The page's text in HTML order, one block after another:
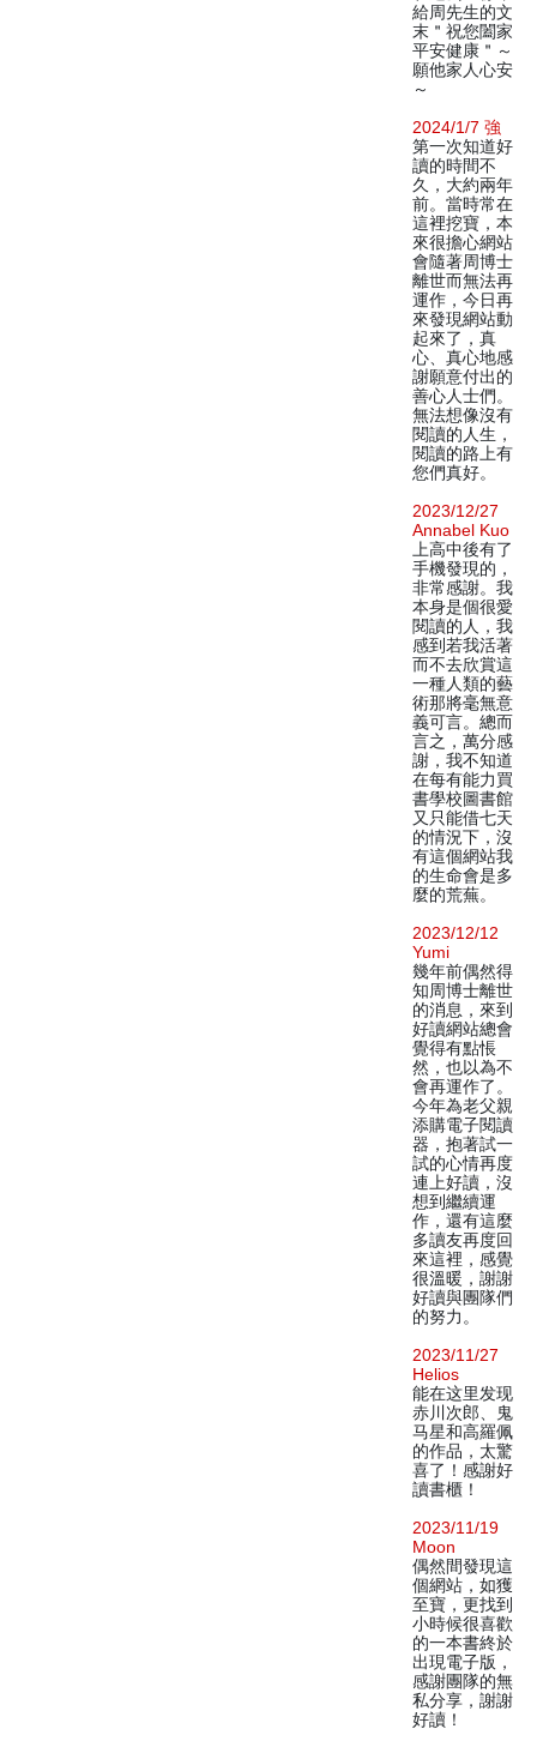
給周先生的文
末＂祝您闔家
平安健康＂～
願他家人心安
～
2024/1/7 強
第一次知道好
讀的時間不
久，大約兩年
前。當時常在
這裡挖寶，本
來很擔心網站
會隨著周博士
離世而無法再
運作，今日再
來發現網站動
起來了，真
心、真心地感
謝願意付出的
善心人士們。
無法想像沒有
閱讀的人生，
閱讀的路上有
您們真好。
2023/12/27
Annabel Kuo
上高中後有了
手機發現的，
非常感謝。我
本身是個很愛
閱讀的人，我
感到若我活著
而不去欣賞這
一種人類的藝
術那將毫無意
義可言。總而
言之，萬分感
謝，我不知道
在每有能力買
書學校圖書館
又只能借七天
的情況下，沒
有這個網站我
的生命會是多
麼的荒蕪。
2023/12/12
Yumi
幾年前偶然得
知周博士離世
的消息，來到
好讀網站總會
覺得有點悵
然，也以為不
會再運作了。
今年為老父親
添購電子閱讀
器，抱著試一
試的心情再度
連上好讀，沒
想到繼續運
作，還有這麼
多讀友再度回
來這裡，感覺
很溫暖，謝謝
好讀與團隊們
的努力。
2023/11/27
Helios
能在这里发现
赤川次郎、鬼
马星和高羅佩
的作品，太驚
喜了！感謝好
讀書櫃！
2023/11/19
Moon
偶然間發現這
個網站，如獲
至寶，更找到
小時候很喜歡
的一本書終於
出現電子版，
感謝團隊的無
私分享，謝謝
好讀！